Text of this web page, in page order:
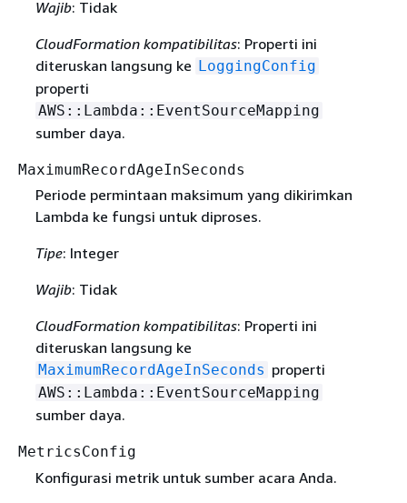
Wajib: Tidak
CloudFormation kompatibilitas: Properti ini
diteruskan langsung ke LoggingConfig
properti
AWS::Lambda::EventSourceMapping
sumber daya.
MaximumRecordAgeInSeconds
Periode permintaan maksimum yang dikirimkan
Lambda ke fungsi untuk diproses.
Tipe: Integer
Wajib: Tidak
CloudFormation kompatibilitas: Properti ini
diteruskan langsung ke
MaximumRecordAgeInSeconds properti
AWS::Lambda::EventSourceMapping
sumber daya.
MetricsConfig
Konfigurasi metrik untuk sumber acara Anda.